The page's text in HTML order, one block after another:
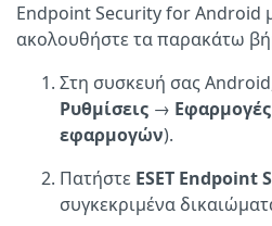
Endpoint Security for Android
ακολουθήστε τα παρακάτω
Στη συσκευή σας
Ρυθμίσεις → Εφαρμογές
εφαρμογών).
Πατήστε ESET Endpoint
συγκεκριμένα